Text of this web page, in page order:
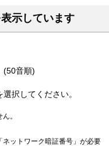
示しています
(50音順)
択してください。
。
ネットワーク暗証番号」が必要